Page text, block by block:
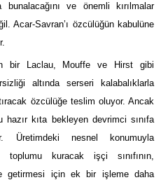
bunalacağını ve önemli kırılmalar
Acar-Savran’ı özcülüğün kabulüne
bir Laclau, Mouffe ve Hirst gibi
altında serseri kalabalıklarla
özcülüğe teslim oluyor. Ancak
kıta bekleyen devrimci sınıfa
Üretimdeki nesnel konumuyla
kuracak işçi sınıfının,
getirmesi için ek bir işleme daha